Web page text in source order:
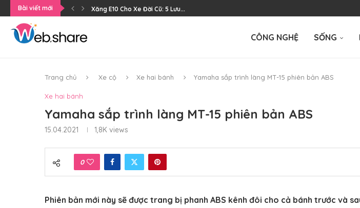
Bài viết mới Xăng E10 Cho Xe Đời Cũ: 5 Lưu...
CÔNG NGHỆ SỐNG
Trang chủ Xe cộ Xe hai bánh Yamaha sắp trình làng MT-15 phiên bản ABS
Xe hai bánh
Yamaha sắp trình làng MT-15 phiên bản ABS
15.04.2021 1,8K views
0
Phiên bản mới này sẽ được trang bị phanh ABS kênh đôi cho cả bánh trước và